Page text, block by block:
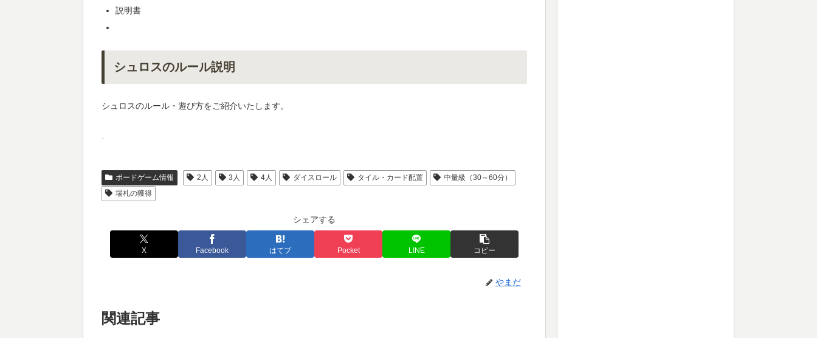
説明書
シュロスのルール説明
シュロスのルール・遊び方をご紹介いたします。
.
ボードゲーム情報 2人 3人 4人 ダイスロール タイル・カード配置
中量級（30～60分）
場札の獲得
シェアする
X Facebook はてブ Pocket LINE コピー
やまだ
関連記事